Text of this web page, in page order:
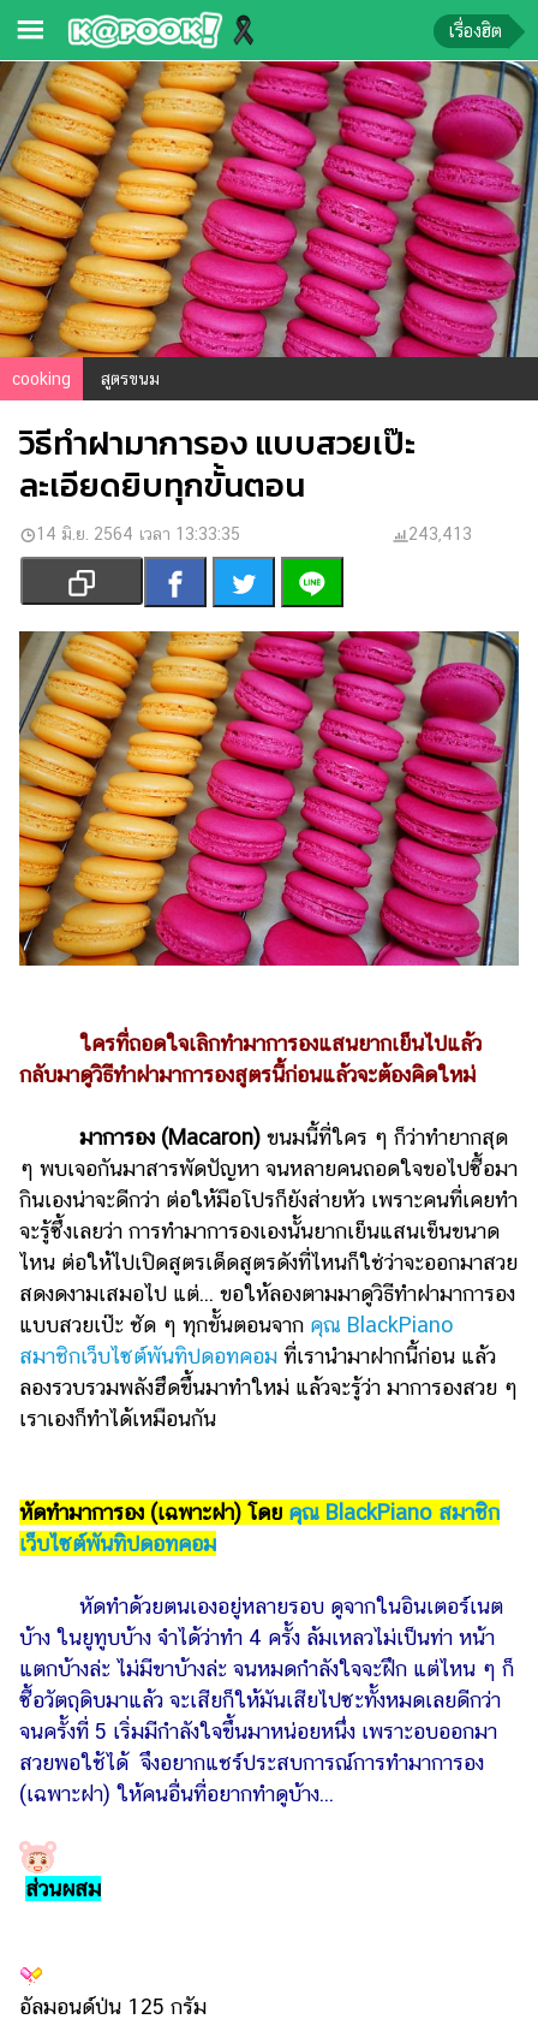
ข่าว-
ความ
รู้
ข่าว
ข่าว
บันเทิง
ตรวจ
หวย
บอล
สด
เงิน
การ
บันเทิง
รูปภาพ
ดู
หนัง
Music
Station
ละคร
บันเทิง
ไลฟ์
ไตล์
วง
ผู้
หญิง
ผู้ชาย
สุขภาพ
ท่อง
เที่ยว
ง่ายๆ
ช้อป
รถยนต์
บ้าน
และ
ตกแต่ง
ถือ
ราคา
ราคา
เรื่องฮิต
cooking สูตรขนม
วิธีทำฝามาการอง แบบสวยเป๊ะ
ละเอียดยิบทุกขั้นตอน
14 มิ.ย. 2564 เวลา 13:33:35 243,413
ใครที่ถอดใจเลิกทำมาการองแสนยากเย็นไปแล้ว
กลับมาดูวิธีทำฝามาการองสูตรนี้ก่อนแล้วจะต้องคิดใหม่
มาการอง (Macaron) ขนมนี้ที่ใคร ๆ ก็ว่าทำยากสุด
ๆ พบเจอกันมาสารพัดปัญหา จนหลายคนถอดใจขอไปซื้อมา
กินเองน่าจะดีกว่า ต่อให้มือโปรก็ยังส่ายหัว เพราะคนที่เคยทำ
จะรู้ซึ้งเลยว่า การทำมาการองเองนั้นยากเย็นแสนเข็นขนาด
ไหน ต่อให้ไปเปิดสูตรเด็ดสูตรดังที่ไหนก็ใช่ว่าจะออกมาสวย
สดงดงามเสมอไป แต่... ขอให้ลองตามมาดูวิธีทำฝามาการอง
แบบสวยเป๊ะ ชัด ๆ ทุกขั้นตอนจาก คุณ BlackPiano
สมาชิกเว็บไซต์พันทิปดอทคอม ที่เรานำมาฝากนี้ก่อน แล้ว
ลองรวบรวมพลังฮึดขึ้นมาทำใหม่ แล้วจะรู้ว่า มาการองสวย ๆ
เราเองก็ทำได้เหมือนกัน
หัดทำมาการอง (เฉพาะฝา) โดย คุณ BlackPiano สมาชิก
เว็บไซต์พันทิปดอทคอม
หัดทำด้วยตนเองอยู่หลายรอบ ดูจากในอินเตอร์เนต
บ้าง ในยูทูบบ้าง จำได้ว่าทำ 4 ครั้ง ล้มเหลวไม่เป็นท่า หน้า
แตกบ้างล่ะ ไม่มีขาบ้างล่ะ จนหมดกำลังใจจะฝึก แต่ไหน ๆ ก็
ซื้อวัตถุดิบมาแล้ว จะเสียก็ให้มันเสียไปซะทั้งหมดเลยดีกว่า
จนครั้งที่ 5 เริ่มมีกำลังใจขึ้นมาหน่อยหนึ่ง เพราะอบออกมา
สวยพอใช้ได้ จึงอยากแชร์ประสบการณ์การทำมาการอง
(เฉพาะฝา) ให้คนอื่นที่อยากทำดูบ้าง...
ส่วนผสม
อัลมอนด์ป่น 125 กรัม